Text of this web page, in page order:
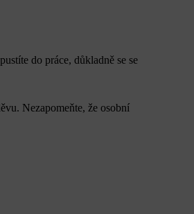
do práce, důkladně se se
Nezapomeňte, že osobní